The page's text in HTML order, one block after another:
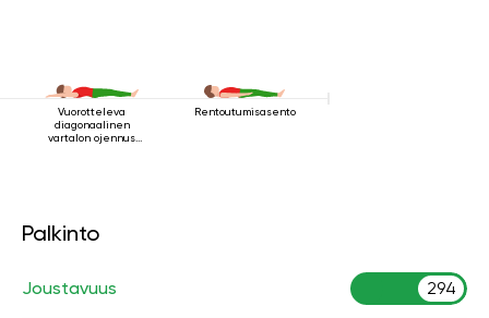
Vuorotteleva
diagonaalinen
vartalon ojennus
Rentoutumisasento
Palkinto
Joustavuus 294